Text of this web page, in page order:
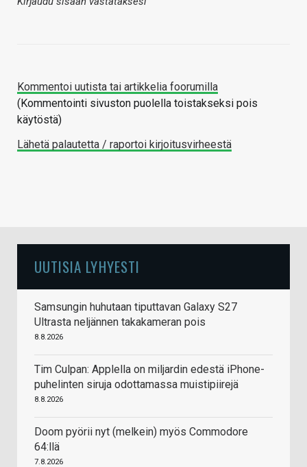
Kommentoi uutista tai artikkelia foorumilla
(Kommentointi sivuston puolella toistakseksi pois
käytöstä)
Lähetä palautetta / raportoi kirjoitusvirheestä
UUTISIA LYHYESTI
Samsungin huhutaan tiputtavan Galaxy S27
Ultrasta neljännen takakameran pois
8.8.2026
Tim Culpan: Applella on miljardin edestä iPhone-
puhelinten siruja odottamassa muistipiirejä
8.8.2026
Doom pyörii nyt (melkein) myös Commodore
64:llä
7.8.2026